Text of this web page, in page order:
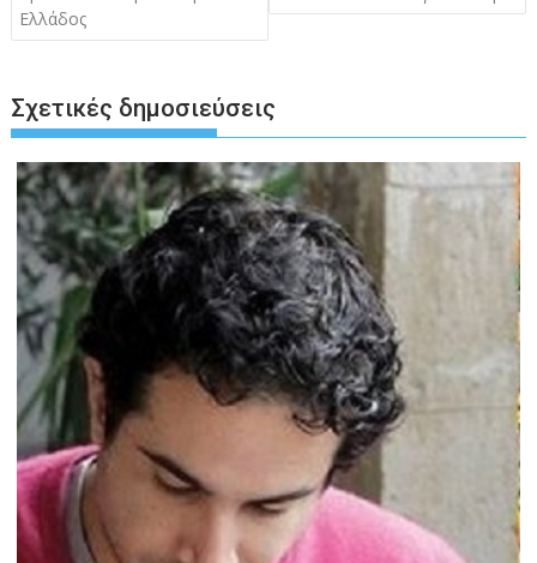
Ελλάδος
Σχετικές δημοσιεύσεις